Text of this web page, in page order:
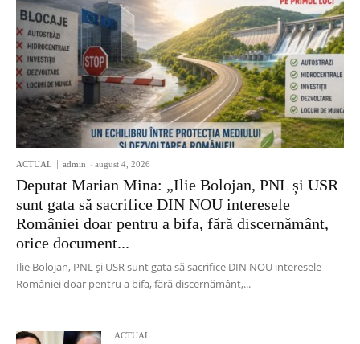
ACTUAL admin - august 4, 2026
Deputat Marian Mina: „Ilie Bolojan, PNL și USR
sunt gata să sacrifice DIN NOU interesele
României doar pentru a bifa, fără discernământ,
orice document...
Ilie Bolojan, PNL și USR sunt gata să sacrifice DIN NOU interesele
României doar pentru a bifa, fără discernământ,...
ACTUAL